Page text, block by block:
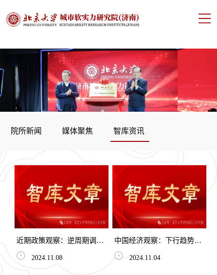
院所新闻 媒体聚焦 智库资讯
近期政策观察：逆周期调节
加力，深化改革加速——
2024年11月
2024.11.08
中国经济观察：下行趋势中
出现弱反弹
2024.11.04